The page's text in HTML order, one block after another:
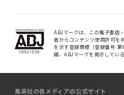
ABJマークは、この電子書店
者からコンテンツ使用許可を
を示す登録商標（登録番号
細、ABJマークを掲示してい
集英社の各メディアの公式サイト